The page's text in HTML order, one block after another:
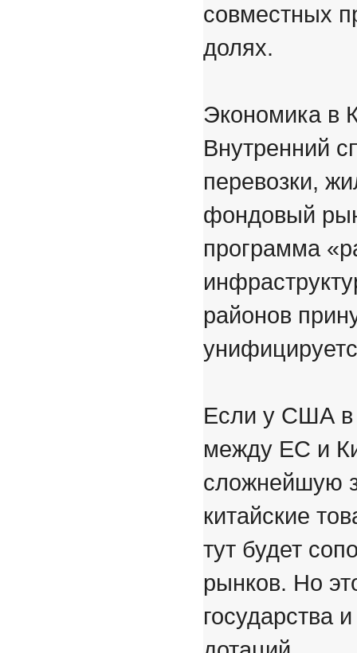
совместных
долях.
Экономика в
Внутренний
перевозки,
фондовый
программа
районов
Если у США в
между ЕС и
сложнейшую
китайские
тут будет
рынков. Но
государства